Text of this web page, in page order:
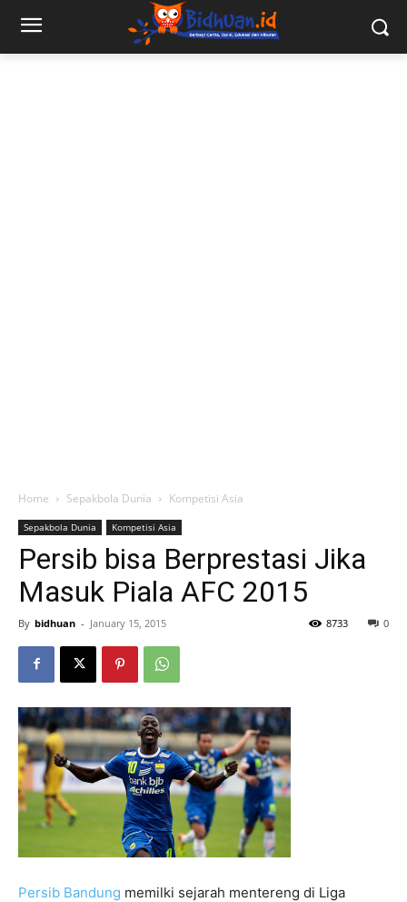
Home Sepakbola Dunia Kompetisi Asia
Sepakbola Dunia Kompetisi Asia
Persib bisa Berprestasi Jika
Masuk Piala AFC 2015
By bidhuan - January 15, 2015 0
8733
Persib Bandung memilki sejarah mentereng di Liga